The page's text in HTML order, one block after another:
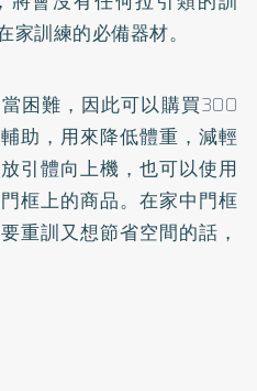
訓練的必備器材。
困難，因此可以購買300
助，用來降低體重，減輕
引體向上機，也可以使用
框上的商品。在家中門框
重訓又想節省空間的話，